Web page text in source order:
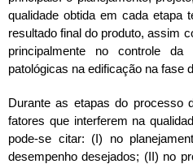
qualidade obtida em cada etapa
resultado final do produto, assim
principalmente no controle da
patológicas na edificação na fase
Durante as etapas do processo
fatores que interferem na
pode-se citar: (I) no
desempenho desejados; (II) no